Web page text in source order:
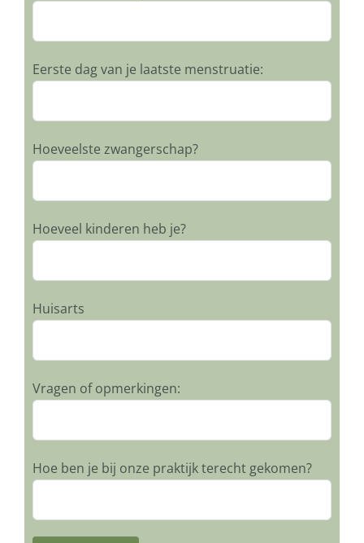
Eerste dag van je laatste menstruatie:
Hoeveelste zwangerschap?
Hoeveel kinderen heb je?
Huisarts
Vragen of opmerkingen:
Hoe ben je bij onze praktijk terecht gekomen?